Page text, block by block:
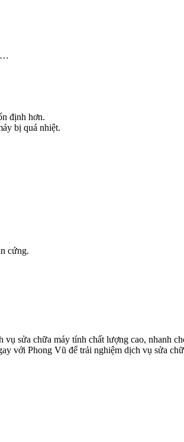
định hơn.
bị quá nhiệt.
cứng.
sửa chữa máy tính chất lượng cao, nhanh
với Phong Vũ để trải nghiệm dịch vụ sửa